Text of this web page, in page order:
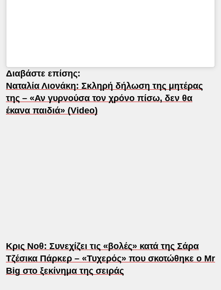
Διαβάστε επίσης:
Ναταλία Λιονάκη: Σκληρή δήλωση της μητέρας
της – «Αν γυρνούσα τον χρόνο πίσω, δεν θα
έκανα παιδιά» (Video)
Κρις Νοθ: Συνεχίζει τις «βολές» κατά της Σάρα
Τζέσικα Πάρκερ – «Τυχερός» που σκοτώθηκε ο Mr
Big στο ξεκίνημα της σειράς